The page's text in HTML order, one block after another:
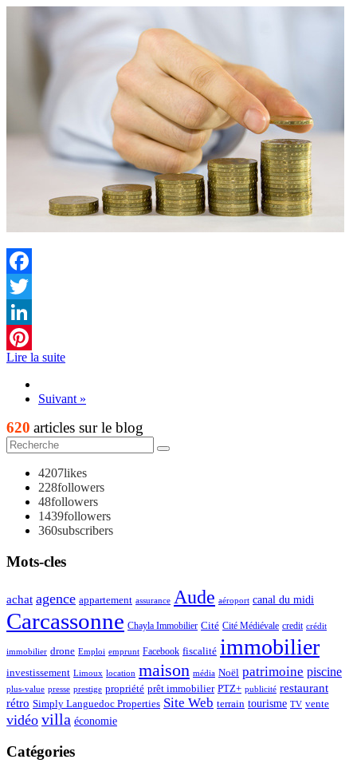
Facebook
Twitter
LinkedIn
Pinterest
Lire la suite
Suivant »
620 articles sur le blog
4207likes
228followers
48followers
1439followers
360subscribers
Mots-cles
achat agence appartement assurance Aude aéroport canal du midi
Carcassonne Chayla Immobilier Cité Cité Médiévale credit crédit
immobilier drone Emploi emprunt Facebook fiscalité immobilier
investissement Limoux location maison média Noël patrimoine piscine
plus-value presse prestige propriété prêt immobilier PTZ+ publicité restaurant
rétro Simply Languedoc Properties Site Web terrain tourisme TV vente
vidéo villa économie
Catégories